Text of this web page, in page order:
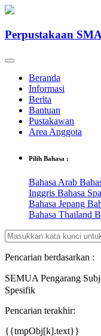
Perpustakaan
Beranda
Informasi
Berita
Bantuan
Pustakawan
Area Anggota
Pilih Bahasa :
Bahasa Arab
Inggris Bahasa
Bahasa Jepang
Bahasa Thailand
Pencarian berdasarkan :
SEMUA Pengarang
Spesifik
Pencarian terakhir:
{{tmpObj[k].text}}